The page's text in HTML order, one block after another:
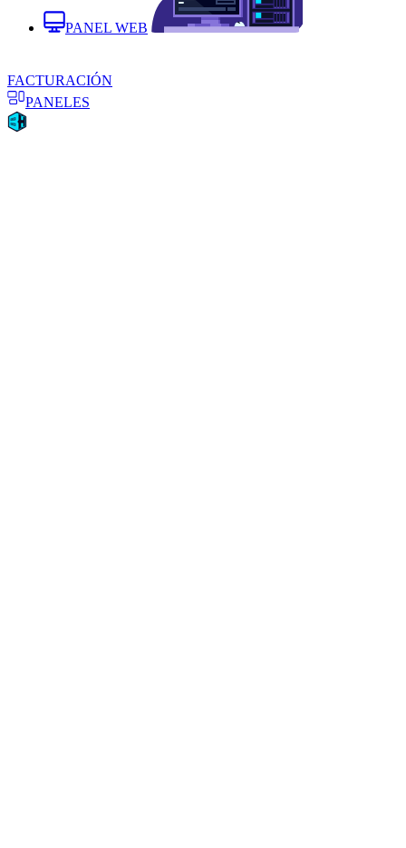
PANEL WEB
FACTURACIÓN
PANELES